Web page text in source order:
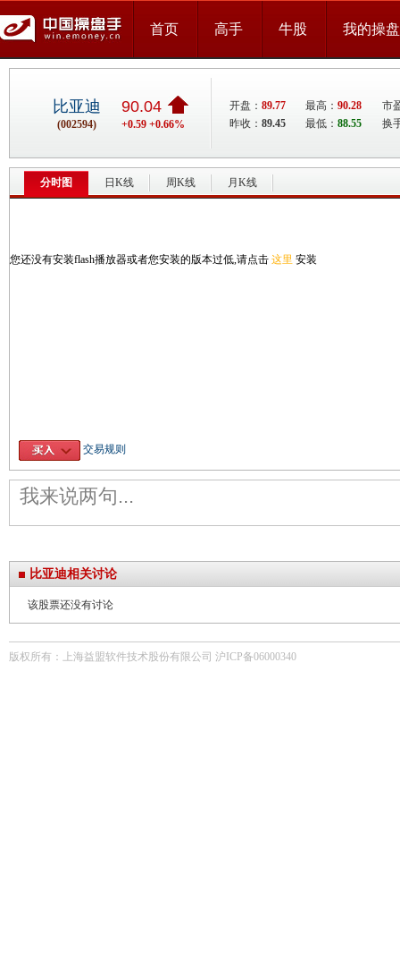
首页 高手 牛股 我的操
比亚迪
(002594)
90.04
+0.59 +0.66%
开盘： 89.77 最高： 90.28
市
昨收： 89.45 最低： 88.55 换
分时图 日K线 周K线 月K线
您还没有安装flash播放器或者您安装的版本过低,请点击 这里 安装
交易规则
比亚迪相关讨论
该股票还没有讨论
版权所有：上海益盟软件技术股份有限公司 沪ICP备06000340